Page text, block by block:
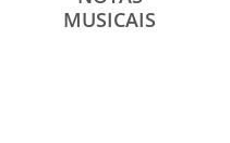
MUSICAIS